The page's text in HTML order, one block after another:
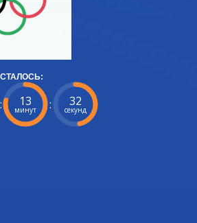
: 13
минут : 31
секунд